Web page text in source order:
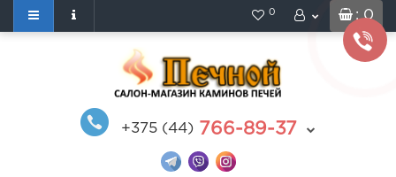
: 0
0
+375 (44) 766-89-37